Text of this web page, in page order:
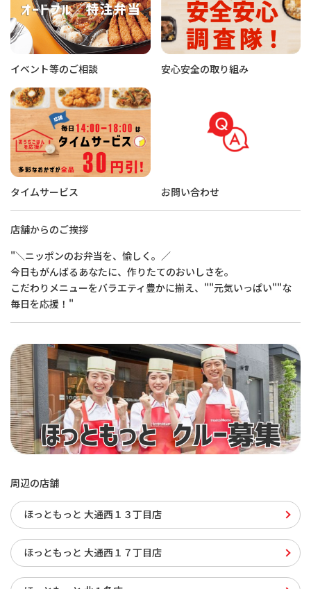
イベント等のご相談 安心安全の取り組み
タイムサービス お問い合わせ
店舗からのご挨拶
"＼ニッポンのお弁当を、愉しく。／
今日もがんばるあなたに、作りたてのおいしさを。
こだわりメニューをバラエティ豊かに揃え、""元気いっぱい""な
毎日を応援！"
周辺の店舗
ほっともっと 大通西１３丁目店
ほっともっと 大通西１７丁目店